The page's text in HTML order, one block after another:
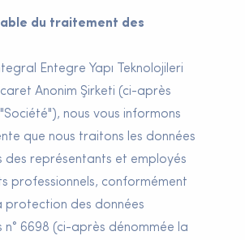
du traitement des
Entegre Yapı Teknolojileri
Anonim Şirketi (ci-après
nous vous informons
que nous traitons les données
des représentants et employés
professionnels, conformément
protection des données
n° 6698 (ci-après dénommée la